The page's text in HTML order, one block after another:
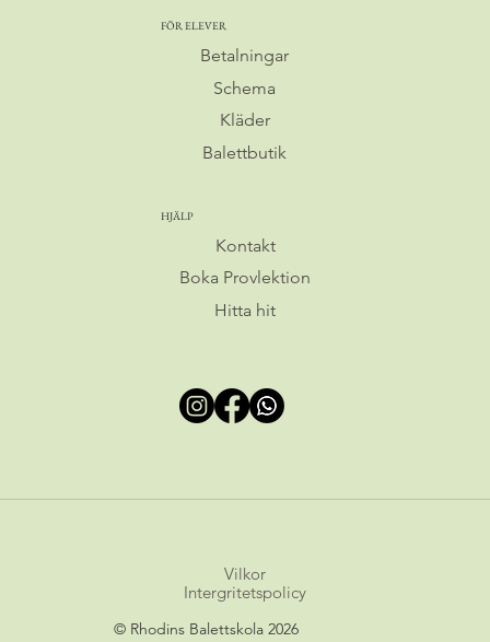
FÖR ELEVER
Betalningar
Schema
Kläder
Balettbutik
HJÄLP
Kontakt
Boka Provlektion
Hitta hit
Vilkor
Intergritetspolicy
© Rhodins Balettskola 2026